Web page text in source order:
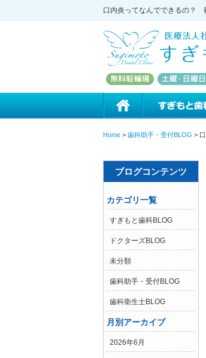
口内炎ってなんでできるの？
Home > 歯科助手・受付BLOG >
ブログコンテンツ
カテゴリ一覧
すぎもと歯科BLOG
ドクターズBLOG
未分類
歯科助手・受付BLOG
歯科衛生士BLOG
月別アーカイブ
2026年6月